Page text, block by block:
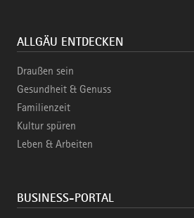
ALLGÄU ENTDECKEN
Draußen sein
Gesundheit & Genuss
Familienzeit
Kultur spüren
Leben & Arbeiten
BUSINESS-PORTAL